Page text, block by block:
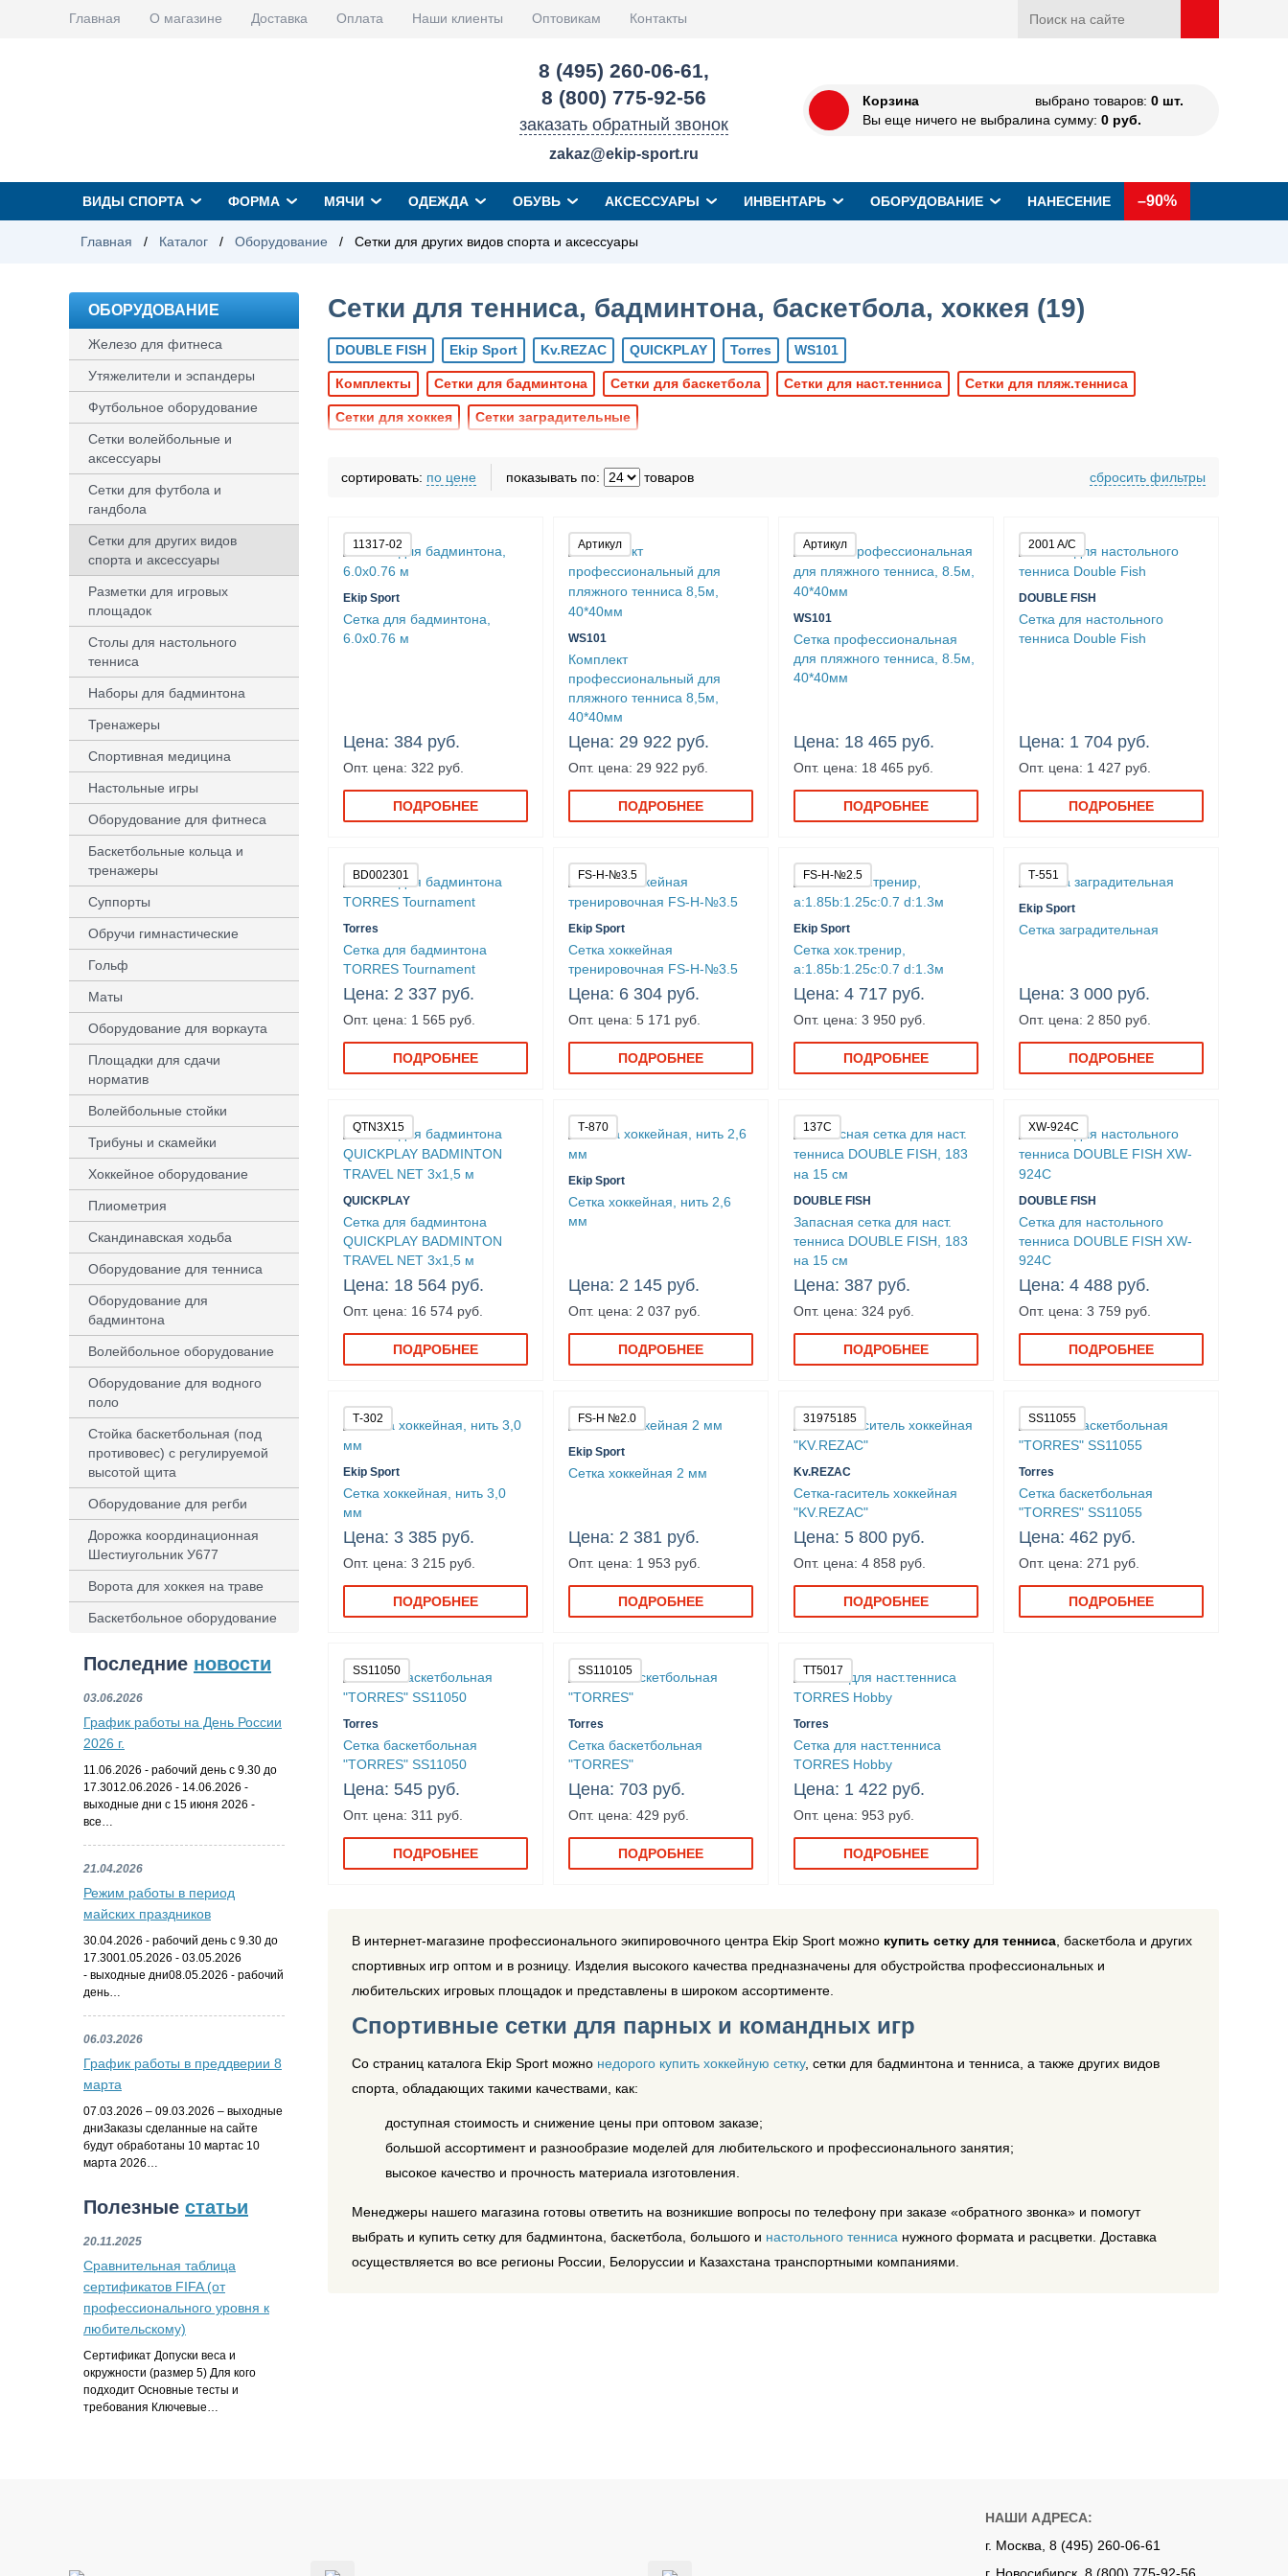
Главная О магазине Доставка Оплата Наши клиенты Оптовикам Контакты
8 (495) 260-06-61,
8 (800) 775-92-56
заказать обратный звонок
zakaz@ekip-sport.ru
Корзина
Вы еще ничего не выбрали
выбрано товаров: 0 шт.
на сумму: 0 руб.
ВИДЫ СПОРТА ФОРМА МЯЧИ ОДЕЖДА ОБУВЬ АКСЕССУАРЫ ИНВЕНТАРЬ ОБОРУДОВАНИЕ НАНЕСЕНИЕ –90%
Главная / Каталог / Оборудование / Сетки для других видов спорта и аксессуары
ОБОРУДОВАНИЕ
Железо для фитнеса
Утяжелители и эспандеры
Футбольное оборудование
Сетки волейбольные и
аксессуары
Сетки для футбола и
гандбола
Сетки для других видов
спорта и аксессуары
Разметки для игровых
площадок
Столы для настольного
тенниса
Наборы для бадминтона
Тренажеры
Спортивная медицина
Настольные игры
Оборудование для фитнеса
Баскетбольные кольца и
тренажеры
Суппорты
Обручи гимнастические
Гольф
Маты
Оборудование для воркаута
Площадки для сдачи
норматив
Волейбольные стойки
Трибуны и скамейки
Хоккейное оборудование
Плиометрия
Скандинавская ходьба
Оборудование для тенниса
Оборудование для
бадминтона
Волейбольное оборудование
Оборудование для водного
поло
Стойка баскетбольная (под
противовес) с регулируемой
высотой щита
Оборудование для регби
Дорожка координационная
Шестиугольник У677
Ворота для хоккея на траве
Баскетбольное оборудование
Последние новости
03.06.2026
График работы на День России
2026 г.
11.06.2026 - рабочий день с 9.30 до
17.3012.06.2026 - 14.06.2026 -
выходные дни с 15 июня 2026 -
все…
21.04.2026
Режим работы в период
майских праздников
30.04.2026 - рабочий день с 9.30 до
17.3001.05.2026 - 03.05.2026
- выходные дни08.05.2026 - рабочий
день…
06.03.2026
График работы в преддверии 8
марта
07.03.2026 – 09.03.2026 – выходные
дниЗаказы сделанные на сайте
будут обработаны 10 мартас 10
марта 2026…
Полезные статьи
20.11.2025
Сравнительная таблица
сертификатов FIFA (от
профессионального уровня к
любительскому)
Сертификат Допуски веса и
окружности (размер 5) Для кого
подходит Основные тесты и
требования Ключевые…
Сетки для тенниса, бадминтона, баскетбола, хоккея (19)
DOUBLE FISH Ekip Sport Kv.REZAC QUICKPLAY Torres WS101
Комплекты Сетки для бадминтона Сетки для баскетбола Сетки для наст.тенниса Сетки для пляж.тенниса
Сетки для хоккея Сетки заградительные
сортировать: по цене показывать по: товаров сбросить фильтры
11317-02
Ekip Sport
Сетка для бадминтона,
6.0х0.76 м
Цена: 384 руб.
Опт. цена: 322 руб.
ПОДРОБНЕЕ
Артикул
WS101
Комплект
профессиональный для
пляжного тенниса 8,5м,
40*40мм
Цена: 29 922 руб.
Опт. цена: 29 922 руб.
ПОДРОБНЕЕ
Артикул
WS101
Сетка профессиональная
для пляжного тенниса, 8.5м,
40*40мм
Цена: 18 465 руб.
Опт. цена: 18 465 руб.
ПОДРОБНЕЕ
2001 A/C
DOUBLE FISH
Сетка для настольного
тенниса Double Fish
Цена: 1 704 руб.
Опт. цена: 1 427 руб.
ПОДРОБНЕЕ
BD002301
Torres
Сетка для бадминтона
TORRES Tournament
Цена: 2 337 руб.
Опт. цена: 1 565 руб.
ПОДРОБНЕЕ
FS-H-№3.5
Ekip Sport
Сетка хоккейная
тренировочная FS-H-№3.5
Цена: 6 304 руб.
Опт. цена: 5 171 руб.
ПОДРОБНЕЕ
FS-H-№2.5
Ekip Sport
Сетка хок.тренир,
a:1.85b:1.25c:0.7 d:1.3м
Цена: 4 717 руб.
Опт. цена: 3 950 руб.
ПОДРОБНЕЕ
Т-551
Ekip Sport
Сетка заградительная
Цена: 3 000 руб.
Опт. цена: 2 850 руб.
ПОДРОБНЕЕ
QTN3X15
QUICKPLAY
Сетка для бадминтона
QUICKPLAY BADMINTON
TRAVEL NET 3x1,5 м
Цена: 18 564 руб.
Опт. цена: 16 574 руб.
ПОДРОБНЕЕ
Т-870
Ekip Sport
Сетка хоккейная, нить 2,6
мм
Цена: 2 145 руб.
Опт. цена: 2 037 руб.
ПОДРОБНЕЕ
137C
DOUBLE FISH
Запасная сетка для наст.
тенниса DOUBLE FISH, 183
на 15 см
Цена: 387 руб.
Опт. цена: 324 руб.
ПОДРОБНЕЕ
XW-924C
DOUBLE FISH
Сетка для настольного
тенниса DOUBLE FISH XW-
924C
Цена: 4 488 руб.
Опт. цена: 3 759 руб.
ПОДРОБНЕЕ
Т-302
Ekip Sport
Сетка хоккейная, нить 3,0
мм
Цена: 3 385 руб.
Опт. цена: 3 215 руб.
ПОДРОБНЕЕ
FS-H №2.0
Ekip Sport
Сетка хоккейная 2 мм
Цена: 2 381 руб.
Опт. цена: 1 953 руб.
ПОДРОБНЕЕ
31975185
Kv.REZAC
Сетка-гаситель хоккейная
"KV.REZAC"
Цена: 5 800 руб.
Опт. цена: 4 858 руб.
ПОДРОБНЕЕ
SS11055
Torres
Сетка баскетбольная
"TORRES" SS11055
Цена: 462 руб.
Опт. цена: 271 руб.
ПОДРОБНЕЕ
SS11050
Torres
Сетка баскетбольная
"TORRES" SS11050
Цена: 545 руб.
Опт. цена: 311 руб.
ПОДРОБНЕЕ
SS110105
Torres
Сетка баскетбольная
"TORRES"
Цена: 703 руб.
Опт. цена: 429 руб.
ПОДРОБНЕЕ
TT5017
Torres
Сетка для наст.тенниса
TORRES Hobby
Цена: 1 422 руб.
Опт. цена: 953 руб.
ПОДРОБНЕЕ
В интернет-магазине профессионального экипировочного центра Ekip Sport можно купить сетку для тенниса , баскетбола и других
спортивных игр оптом и в розницу. Изделия высокого качества предназначены для обустройства профессиональных и
любительских игровых площадок и представлены в широком ассортименте.
Спортивные сетки для парных и командных игр
Со страниц каталога Ekip Sport можно недорого купить хоккейную сетку, сетки для бадминтона и тенниса, а также других видов
спорта, обладающих такими качествами, как:
доступная стоимость и снижение цены при оптовом заказе;
большой ассортимент и разнообразие моделей для любительского и профессионального занятия;
высокое качество и прочность материала изготовления.
Менеджеры нашего магазина готовы ответить на возникшие вопросы по телефону при заказе «обратного звонка» и помогут
выбрать и купить сетку для бадминтона, баскетбола, большого и настольного тенниса нужного формата и расцветки. Доставка
осуществляется во все регионы России, Белоруссии и Казахстана транспортными компаниями.
НАШИ АДРЕСА:
г. Москва, 8 (495) 260-06-61